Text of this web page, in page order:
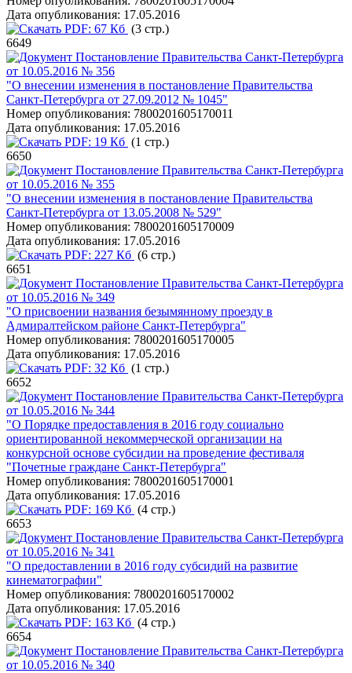
Дата опубликования: 17.05.2016
PDF: 67 Кб (3 стр.)
6649
Постановление Правительства Санкт-Петербурга
от 10.05.2016 № 356
"О внесении изменения в постановление Правительства
Санкт-Петербурга от 27.09.2012 № 1045"
Номер опубликования: 7800201605170011
Дата опубликования: 17.05.2016
PDF: 19 Кб (1 стр.)
6650
Постановление Правительства Санкт-Петербурга
от 10.05.2016 № 355
"О внесении изменения в постановление Правительства
Санкт-Петербурга от 13.05.2008 № 529"
Номер опубликования: 7800201605170009
Дата опубликования: 17.05.2016
PDF: 227 Кб (6 стр.)
6651
Постановление Правительства Санкт-Петербурга
от 10.05.2016 № 349
"О присвоении названия безымянному проезду в
Адмиралтейском районе Санкт-Петербурга"
Номер опубликования: 7800201605170005
Дата опубликования: 17.05.2016
PDF: 32 Кб (1 стр.)
6652
Постановление Правительства Санкт-Петербурга
от 10.05.2016 № 344
"О Порядке предоставления в 2016 году социально
ориентированной некоммерческой организации на
конкурсной основе субсидии на проведение фестиваля
"Почетные граждане Санкт-Петербурга"
Номер опубликования: 7800201605170001
Дата опубликования: 17.05.2016
PDF: 169 Кб (4 стр.)
6653
Постановление Правительства Санкт-Петербурга
от 10.05.2016 № 341
"О предоставлении в 2016 году субсидий на развитие
кинематографии"
Номер опубликования: 7800201605170002
Дата опубликования: 17.05.2016
PDF: 163 Кб (4 стр.)
6654
Постановление Правительства Санкт-Петербурга
от 10.05.2016 № 340